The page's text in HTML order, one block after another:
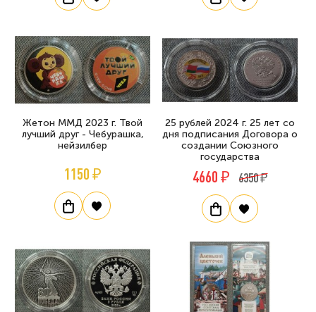
Жетон ММД 2023 г. Твой
лучший друг - Чебурашка,
нейзилбер
1150 ₽
25 рублей 2024 г. 25 лет со
дня подписания Договора о
создании Союзного
государства
4660 ₽ 6350 ₽